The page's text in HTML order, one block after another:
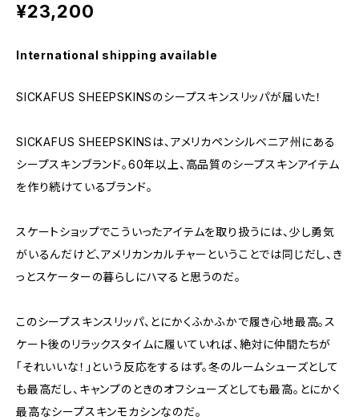
¥23,200
International shipping available
SICKAFUS SHEEPSKINSのシープスキンスリッパが届いた！
SICKAFUS SHEEPSKINSは、アメリカペンシルベニア州にある
シープスキンブランド。60年以上、高品質のシープスキンアイテム
を作り続けているブランド。
スケートショップでこういったアイテムを取り扱うには、少し勇気
がいるんだけど、アメリカンカルチャーということでは同じだし、き
っとスケーターの暮らしにハマると思うのだ。
このシープスキンスリッパ、とにかくふかふかで履き心地最高。ス
ケート後のリラックスタイムに履いていれば、絶対に仲間たちが
「それいいな！」という反応をするはず。冬のルームシューズとして
も最高だし、キャンプのときのオフシューズとしても最高。とにかく
最高なシープスキンモカシンなのだ。